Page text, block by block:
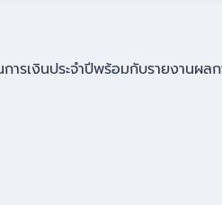
การเงินประจำปีพร้อมกับรายงานผ